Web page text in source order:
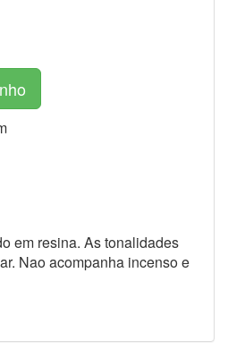
em resina. As tonalidades
Nao acompanha incenso e